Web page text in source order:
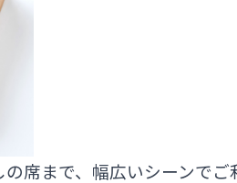
席まで、幅広いシーンでご